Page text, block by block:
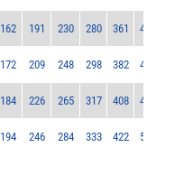
162 191 230 280 361 422
172 209 248 298 382 453
184 226 265 317 408 482
194 246 284 333 422 511